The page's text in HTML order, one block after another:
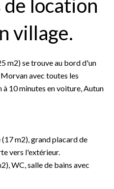
location
village.
m2) se trouve au bord d'un
avec toutes les
10 minutes en voiture, Autun
m2), grand placard de
vers l'extérieur.
WC, salle de bains avec